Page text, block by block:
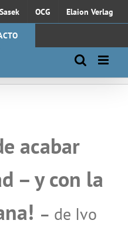
OCG Elaion Verlag
acabar
–y con la
– de Ivo